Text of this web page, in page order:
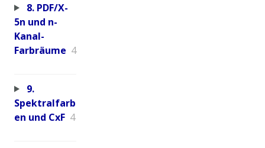
8. PDF/X-
5n und n-
Kanal-
Farbräume 4
9.
Spektralfarb
en und CxF 4